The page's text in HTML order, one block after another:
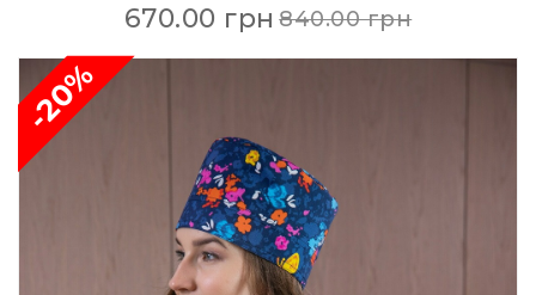
670.00 грн 840.00 грн
-20%